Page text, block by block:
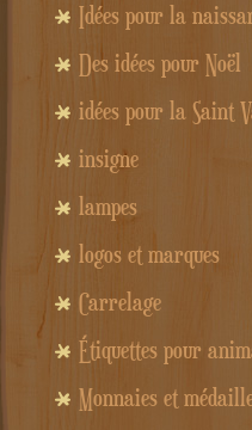
Idées pour la
Des idées pour Noël
idées pour la Saint
insigne
lampes
logos et marques
Carrelage
Étiquettes pour
Monnaies et